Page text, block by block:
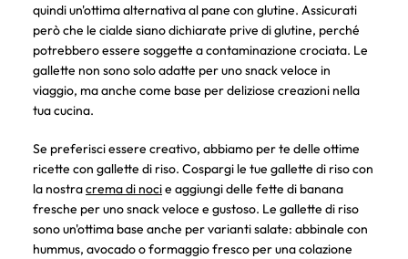
quindi un'ottima alternativa al pane con glutine. Assicurati
però che le cialde siano dichiarate prive di glutine, perché
potrebbero essere soggette a contaminazione crociata. Le
gallette non sono solo adatte per uno snack veloce in
viaggio, ma anche come base per deliziose creazioni nella
tua cucina.
Se preferisci essere creativo, abbiamo per te delle ottime
ricette con gallette di riso. Cospargi le tue gallette di riso con
la nostracrema di nocie aggiungi delle fette di banana
fresche per uno snack veloce e gustoso. Le gallette di riso
sono un'ottima base anche per varianti salate: abbinale con
hummus, avocado o formaggio fresco per una colazione